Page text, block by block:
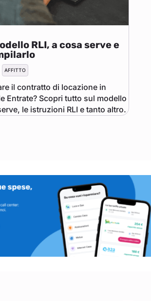
RLI, a cosa serve e
AFFITTO
il contratto di locazione in
Entrate? Scopri tutto sul modello
le istruzioni RLI e tanto altro.